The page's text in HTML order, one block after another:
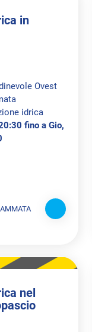
in
Ovest
idrica
fino a Gio,
nel